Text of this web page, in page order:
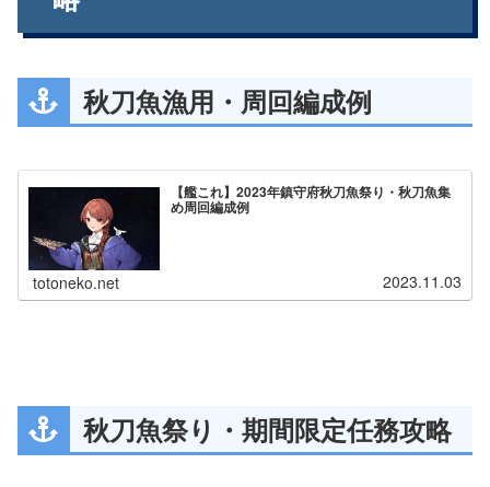
秋刀魚漁用・周回編成例
【艦これ】2023年鎮守府秋刀魚祭り・秋刀魚集
め周回編成例
totoneko.net 2023.11.03
秋刀魚祭り・期間限定任務攻略